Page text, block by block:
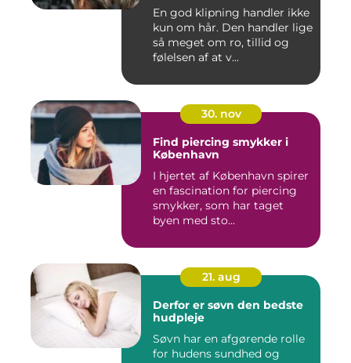
En god klipning handler ikke
kun om hår. Den handler lige
så meget om ro, tillid og
følelsen af at v...
30. nov
Find piercing smykker i
København
I hjertet af København spirer
en fascination for piercing
smykker, som har taget
byen med sto...
21. aug
Derfor er søvn den bedste
hudpleje
Søvn har en afgørende rolle
for hudens sundhed og